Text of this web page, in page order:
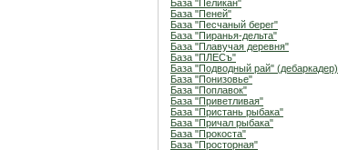
База "Пеликан"
База "Пеней"
База "Песчаный берег"
База "Пиранья-дельта"
База "Плавучая деревня"
База "ПЛЕСъ"
База "Подводный рай" (дебаркадер)
База "Понизовье"
База "Поплавок"
База "Приветливая"
База "Пристань рыбака"
База "Причал рыбака"
База "Прокоста"
База "Просторная"